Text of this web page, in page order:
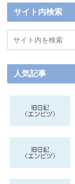
サイト内検索
人気記事